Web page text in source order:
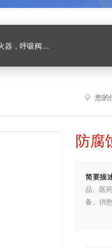
阀，排气阀
您的
防腐
简要描
品、医
备、供